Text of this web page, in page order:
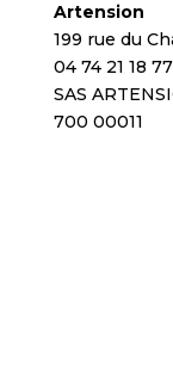
Artension
199 rue du
04 74 21 18 77
SAS
700 00011